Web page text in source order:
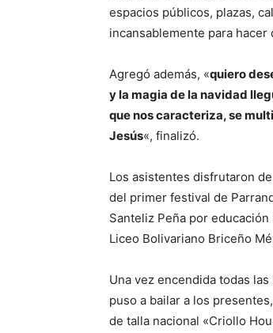
espacios públicos, plazas,
incansablemente para
Agregó además, «quiero
y la magia de la navidad
que nos caracteriza, se
Jesús«, finalizó.
Los asistentes disfrutaron
del primer festival de
Santeliz Peña por
Liceo Bolivariano Briceño
Una vez encendida todas
puso a bailar a los
de talla nacional «Criollo